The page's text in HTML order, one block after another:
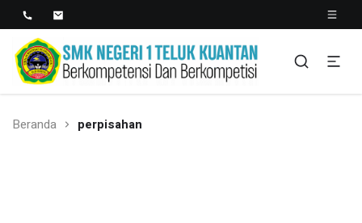
SMK NEGERI 1 TELUK
KUANTAN
Berkopetensi Dan Berkompetisi
Beranda perpisahan